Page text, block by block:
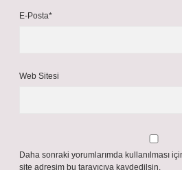
E-Posta*
Web Sitesi
Daha sonraki yorumlarımda kullanılması
site adresim bu tarayıcıya kaydedilsin.